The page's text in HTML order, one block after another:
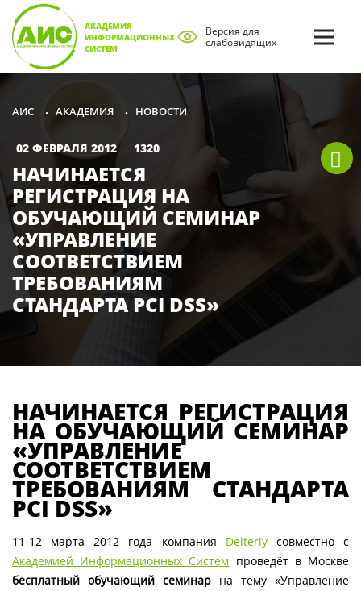
АКАДЕМИЯ
ИНФОРМАЦИОННЫХ
СИСТЕМ
Версия для
слабовидящих
АИС • АКАДЕМИЯ • НОВОСТИ
02 ФЕВРАЛЯ 2012 1320
НАЧИНАЕТСЯ
РЕГИСТРАЦИЯ НА
ОБУЧАЮЩИЙ СЕМИНАР
«УПРАВЛЕНИЕ
СООТВЕТСТВИЕМ
ТРЕБОВАНИЯМ
СТАНДАРТА PCI DSS»
НАЧИНАЕТСЯ РЕГИСТРАЦИЯ
НА ОБУЧАЮЩИЙ СЕМИНАР
«УПРАВЛЕНИЕ
СООТВЕТСТВИЕМ
ТРЕБОВАНИЯМ СТАНДАРТА
PCI DSS»
11-12 марта 2012 года компания Deiteriyсовместно с
Академией Информационных Систем проведёт в Москве
бесплатный обучающий семинар на тему «Управление